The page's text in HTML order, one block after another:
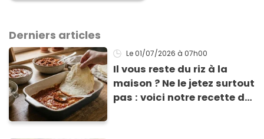
Derniers articles
Le 01/07/2026 à 07h00
Il vous reste du riz à la
maison ? Ne le jetez surtout
pas : voici notre recette de